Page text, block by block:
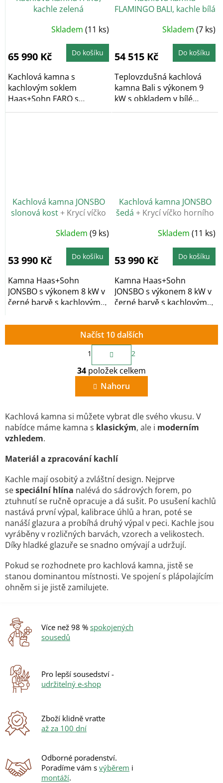
kachle zelená
Skladem (11 ks)
65 990 Kč Do košíku
Kachlová kamna s
kachlovým soklem
Haas+Sohn FARO s
výkonem 6,3 kW ve
FLAMINGO BALI, kachle bílá
Skladem (7 ks)
54 515 Kč Do košíku
Teplovzdušná kachlová
kamna Bali s výkonem 9
kW s obkladem v bílé
barvě. Vytápěcí...
Kachlová kamna JONSBO
slonová kost+ Krycí víčko
kouřovodu
Skladem (9 ks)
53 990 Kč Do košíku
Kamna Haas+Sohn
JONSBO s výkonem 8 kW v
černé barvě s kachlovým
Kachlová kamna JONSBO
šedá + Krycí víčko horního
Skladem (11 ks)
53 990 Kč Do košíku
Kamna Haas+Sohn
JONSBO s výkonem 8 kW v
černé barvě s kachlovým
O
v
l
á
a
c
í
v
y
v
ý
p
i
s
u
Načíst 10 dalších
S
t
r
á
n
k
o
á
n
í
1 2
34 položek celkem
Nahoru
Kachlová kamna si můžete vybrat dle svého vkusu. V
nabídce máme kamna s klasickým, ale i moderním
vzhledem.
Materiál a zpracování kachlí
Kachle mají osobitý a zvláštní design. Nejprve
sespeciální hlína nalévá do sádrových forem, po
ztuhnutí se ručně opracuje a dá sušit. Po usušení kachlů
nastává první výpal, kalibrace úhlů a hran, poté se
nanáší glazura a probíhá druhý výpal v peci. Kachle jsou
vyráběny v rozličných barvách, vzorech a velikostech.
Díky hladké glazuře se snadno omývají a udržují.
Pokud se rozhodnete pro kachlová kamna, jistě se
stanou dominantou místnosti. Ve spojení s plápolajícím
ohněm si je jistě zamilujete.
Více než 98 % spokojených
sousedů
Pro lepší sousedství -
udržitelný e-shop
Zboží klidně vraťte
až za 100 dní
Odborné poradenství.
Poradíme vám s výběrem i
montáží.